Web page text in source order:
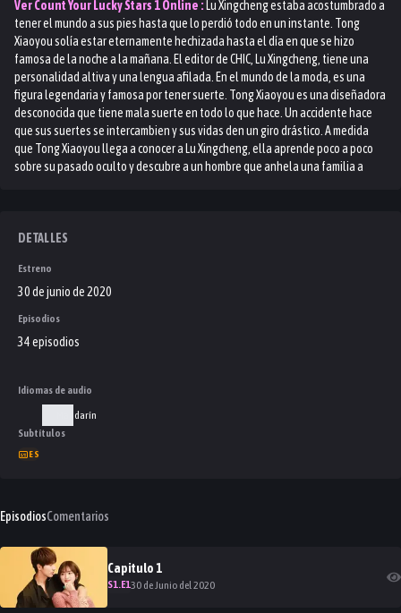
VerCount Your Lucky Stars 1Online : Lu Xingcheng estaba acostumbrado a
tener el mundo a sus pies hasta que lo perdió todo en un instante. Tong
Xiaoyou solía estar eternamente hechizada hasta el día en que se hizo
famosa de la noche a la mañana. El editor de CHIC, Lu Xingcheng, tiene una
personalidad altiva y una lengua afilada. En el mundo de la moda, es una
figura legendaria y famosa por tener suerte. Tong Xiaoyou es una diseñadora
desconocida que tiene mala suerte en todo lo que hace. Un accidente hace
que sus suertes se intercambien y sus vidas den un giro drástico. A medida
que Tong Xiaoyou llega a conocer a Lu Xingcheng, ella aprende poco a poco
sobre su pasado oculto y descubre a un hombre que anhela una familia a
DETALLES
Estreno
30 de junio de 2020
Episodios
34 episodios
Idiomas de audio
Mandarín
Subtítulos
ES
EpisodiosComentarios
Capitulo 1
S1.E130 de Junio del 2020